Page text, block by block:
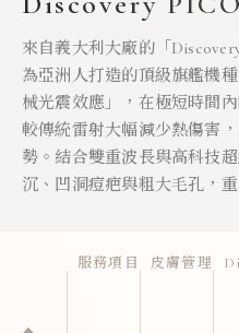
來自義大利大廠的「
為亞洲人打造的頂級旗艦機
械光震效應」，在極短時間
較傳統雷射大幅減少熱傷害
勢。結合雙重波長與高科技
沉、凹洞痘疤與粗大毛孔，
服務項目 皮膚管理